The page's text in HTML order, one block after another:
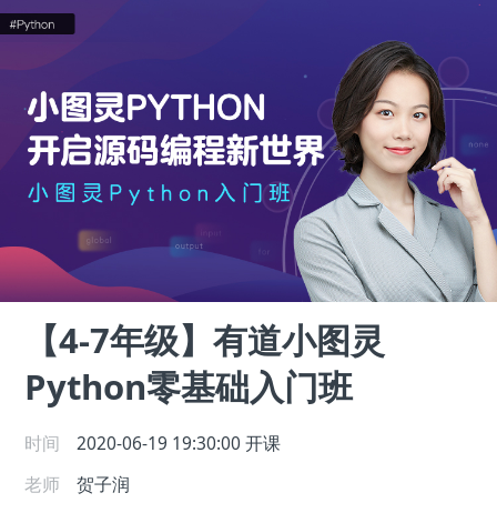
【4-7年级】有道小图灵
Python零基础入门班
时间 2020-06-19 19:30:00 开课
老师
贺子润